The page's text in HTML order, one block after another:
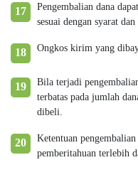
17
Pengembalian dana
sesuai dengan syarat
18 Ongkos kirim yang
19
Bila terjadi
terbatas pada jumlah
dibeli.
20
Ketentuan
pemberitahuan terlebih